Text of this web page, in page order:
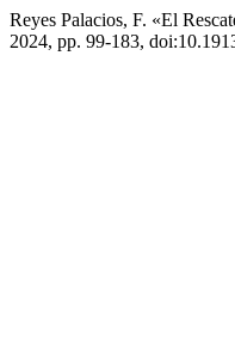
Reyes Palacios, F. «El
2024, pp. 99-183,